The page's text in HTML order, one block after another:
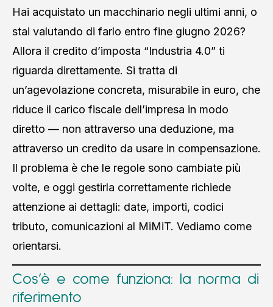
Hai acquistato un macchinario negli ultimi anni, o
stai valutando di farlo entro fine giugno 2026?
Allora il credito d’imposta “Industria 4.0” ti
riguarda direttamente. Si tratta di
un’agevolazione concreta, misurabile in euro, che
riduce il carico fiscale dell’impresa in modo
diretto — non attraverso una deduzione, ma
attraverso un credito da usare in compensazione.
Il problema è che le regole sono cambiate più
volte, e oggi gestirla correttamente richiede
attenzione ai dettagli: date, importi, codici
tributo, comunicazioni al MiMiT. Vediamo come
orientarsi.
Cos’è e come funziona: la norma di
riferimento